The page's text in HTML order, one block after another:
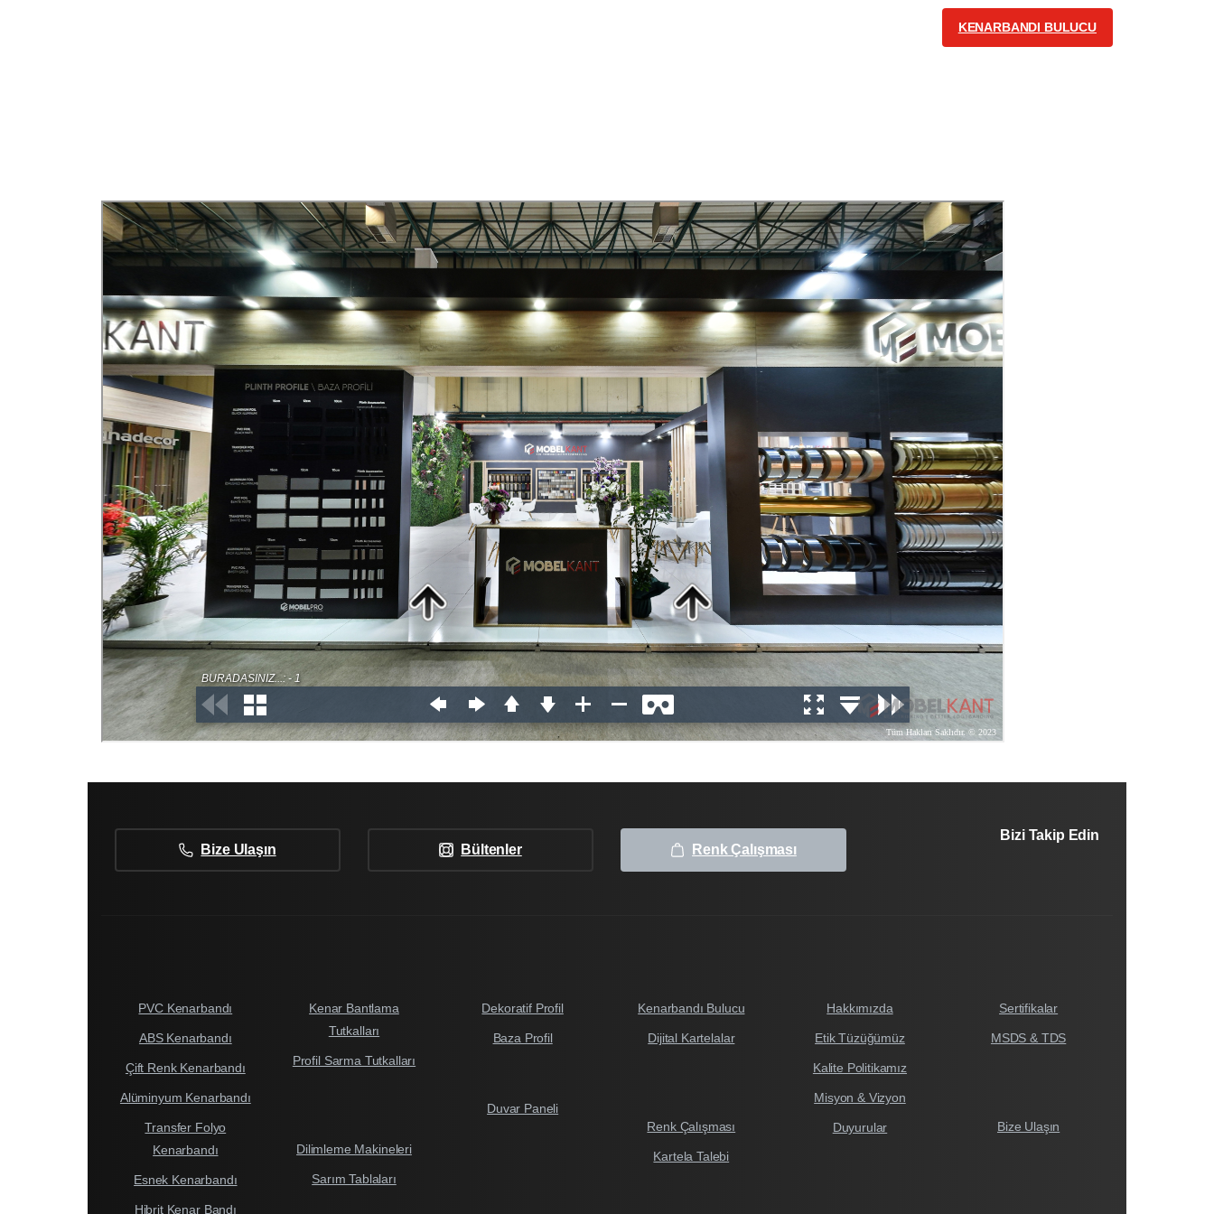
KENARBANDI BULUCU
Bize Ulaşın Bültenler Renk Çalışması
Bizi Takip Edin
PVC Kenarbandı
ABS Kenarbandı
Çift Renk Kenarbandı
Alüminyum Kenarbandı
Transfer Folyo
Kenarbandı
Esnek Kenarbandı
Hibrit Kenar Bandı
Kenar Bantlama
Tutkalları
Profil Sarma Tutkalları
Dilimleme Makineleri
Sarım Tablaları
Dekoratif Profil
Baza Profil
Duvar Paneli
Kenarbandı Bulucu
Dijital Kartelalar
Renk Çalışması
Kartela Talebi
Hakkımızda
Etik Tüzüğümüz
Kalite Politikamız
Misyon & Vizyon
Duyurular
Sertifikalar
MSDS & TDS
Bize Ulaşın